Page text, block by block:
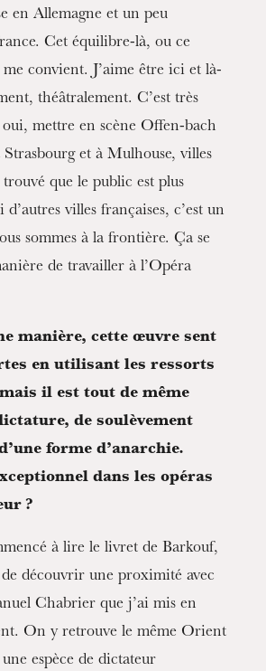
en Allemagne et un peu
Cet équilibre-là, ou ce
convient. J’aime être ici et là-
théâtralement. C’est très
mettre en scène Offen-bach
Strasbourg et à Mulhouse, villes
que le public est plus
villes françaises, c’est un
sommes à la frontière. Ça se
de travailler à l’Opéra
manière, cette œuvre sent
en utilisant les ressorts
il est tout de même
de soulèvement
forme d’anarchie.
dans les opéras
?
à lire le livret de Barkouf,
de découvrir une proximité avec
Chabrier que j’ai mis en
On y retrouve le même Orient
une espèce de dictateur